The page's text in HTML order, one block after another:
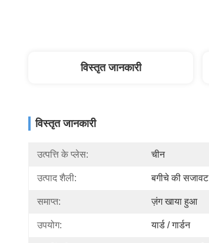
विस्तृत जानकारी
विस्तृत जानकारी
उत्पत्ति के प्लेस: चीन
उत्पाद शैली: बगीचे की सजावट
समाप्त: ज़ंग खाया हुआ
उपयोग: यार्ड / गार्डन